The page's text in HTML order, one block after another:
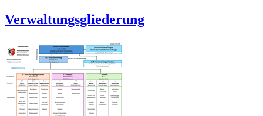
Verwaltungsgliederung